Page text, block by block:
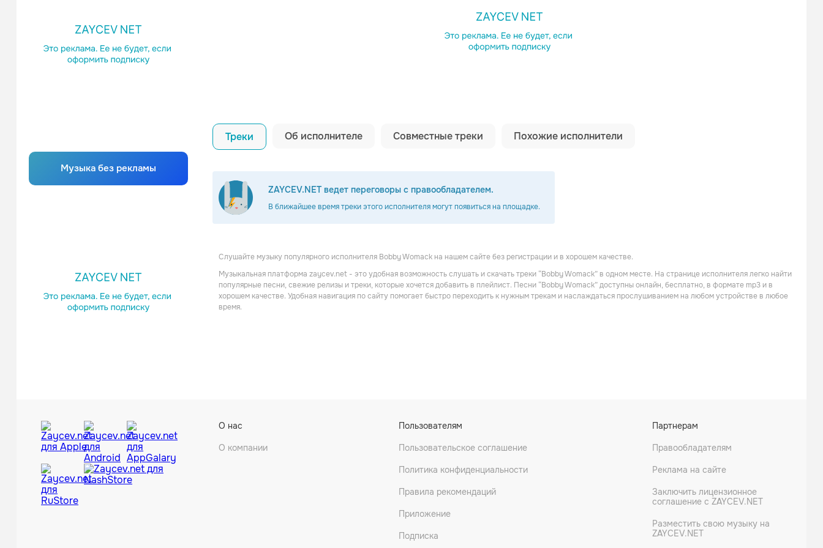
Музыка без рекламы
Копировать ссылку
Треки Об исполнителе Совместные треки Похожие исполнители
ZAYCEV.NET ведет переговоры с правообладателем.
В ближайшее время треки этого исполнителя могут появиться на площадке.
Willie Hutch
Поп
The Dramatics
Поп
The Chi-Lites
Саундтреки
David Ruffin
Поп Поп
Саундтреки
Слушайте музыку популярного исполнителя Bobby Womack на нашем сайте без регистрации и в хорошем качестве.
Музыкальная платформа zaycev.net - это удобная возможность слушать и скачать треки “Bobby Womack” в одном месте. На странице исполнителя легко найти
популярные песни, свежие релизы и треки, которые хочется добавить в плейлист. Песни “Bobby Womack” доступны онлайн, бесплатно, в формате mp3 и в
хорошем качестве. Удобная навигация по сайту помогает быстро переходить к нужным трекам и наслаждаться прослушиванием на любом устройстве в любое
время.
О нас
О компании
Пользователям
Пользовательское соглашение
Политика конфиденциальности
Правила рекомендаций
Приложение
Подписка
Партнерам
Правообладателям
Реклама на сайте
Заключить лицензионное
соглашение с ZAYCEV.NET
Разместить свою музыку на
ZAYCEV.NET